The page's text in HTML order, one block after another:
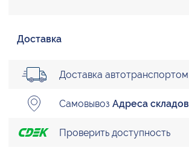
Доставка
Доставка автотранспортом
Самовывоз Адреса складов
Проверить доступность